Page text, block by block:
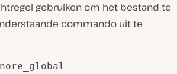
gebruiken om het bestand te
commando uit te